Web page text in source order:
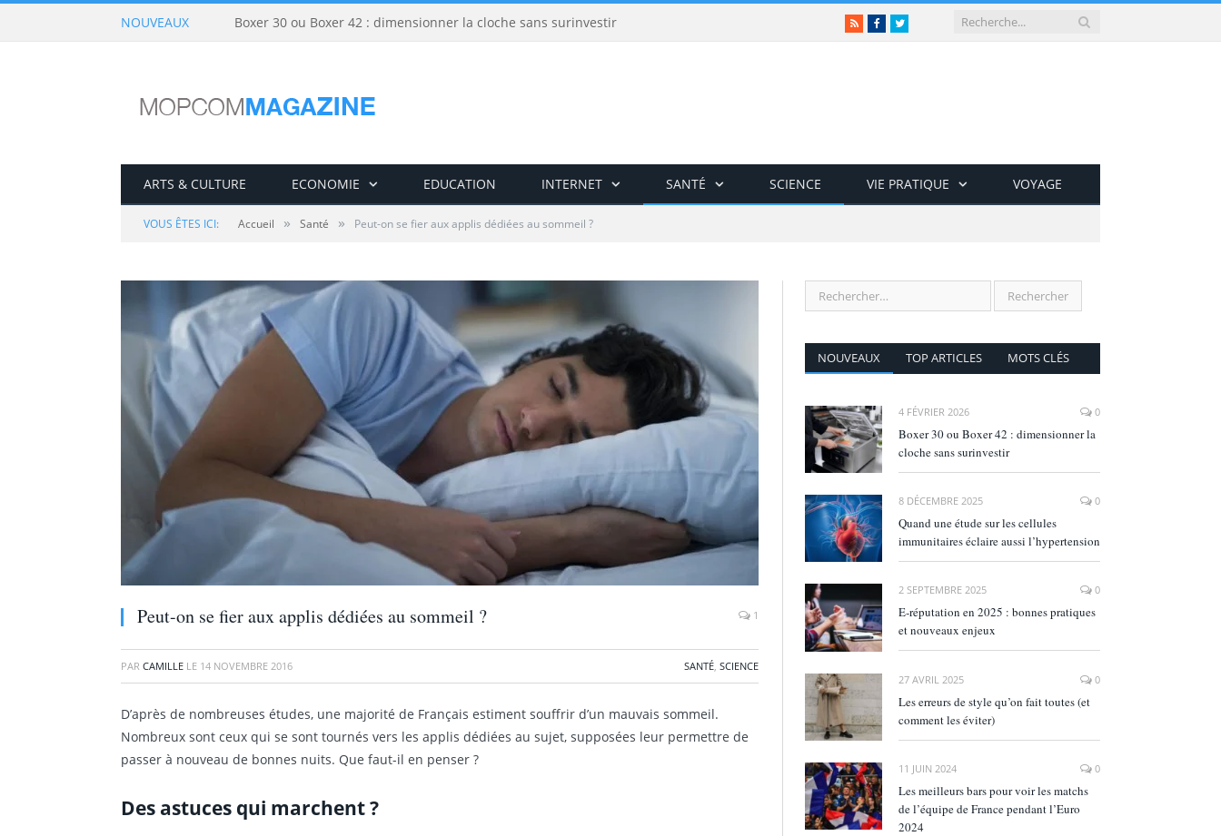
NOUVEAUX Boxer 30 ou Boxer 42 : dimensionner la cloche sans surinvestir RSSFacebookTwitter
ARTS & CULTURE ECONOMIE EDUCATION INTERNET SANTÉ SCIENCE VIE PRATIQUE VOYAGE
VOUS ÊTES ICI: Accueil » Santé » Peut-on se fier aux applis dédiées au sommeil ?
Peut-on se fier aux applis dédiées au sommeil ? 1
PAR CAMILLE LE 14 NOVEMBRE 2016 SANTÉ, SCIENCE
D’après de nombreuses études, une majorité de Français estiment souffrir d’un mauvais sommeil.
Nombreux sont ceux qui se sont tournés vers les applis dédiées au sujet, supposées leur permettre de
passer à nouveau de bonnes nuits. Que faut-il en penser ?
Des astuces qui marchent ?
NOUVEAUX TOP ARTICLES MOTS CLÉS
4 FÉVRIER 2026 0
Boxer 30 ou Boxer 42 : dimensionner la
cloche sans surinvestir
8 DÉCEMBRE 2025 0
Quand une étude sur les cellules
immunitaires éclaire aussi l’hypertension
2 SEPTEMBRE 2025 0
E‑réputation en 2025 : bonnes pratiques
et nouveaux enjeux
27 AVRIL 2025 0
Les erreurs de style qu’on fait toutes (et
comment les éviter)
11 JUIN 2024 0
Les meilleurs bars pour voir les matchs
de l’équipe de France pendant l’Euro
2024